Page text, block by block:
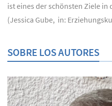
ist eines der schönsten Ziele in
(Jessica Gube, in:
SOBRE LOS AUTORES